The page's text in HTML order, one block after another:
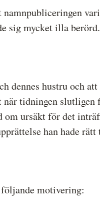
sig mycket illa berörd.
dennes hustru och
när tidningen
ursäkt för det
han hade
motivering: